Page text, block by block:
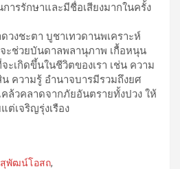
ารรักษาและมีชื่อเสียงมากในครั้ง
วงชะตา บูชาเทวดานพเคราะห์
ะช่วยบันดาลพลานุภาพ เกื้อหนุน
จะเกิดขึ้นในชีวิตของเรา เช่น ความ
น ความรู้ อำนาจบารมีรวมถึงยศ
ล้วคลาดจากภัยอันตรายทั้งปวง ให้
ต่เจริญรุ่งเรือง
พัฒน์โอสถ,